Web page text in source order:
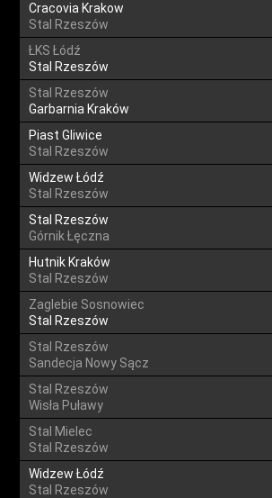
Cracovia Krakow
Stal Rzeszów
ŁKS Łódź
Stal Rzeszów
Stal Rzeszów
Garbarnia Kraków
Piast Gliwice
Stal Rzeszów
Widzew Łódź
Stal Rzeszów
Stal Rzeszów
Górnik Łęczna
Hutnik Kraków
Stal Rzeszów
Zaglebie Sosnowiec
Stal Rzeszów
Stal Rzeszów
Sandecja Nowy Sącz
Stal Rzeszów
Wisła Puławy
Stal Mielec
Stal Rzeszów
Widzew Łódź
Stal Rzeszów